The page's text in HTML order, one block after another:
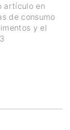
artículo en
de consumo
y el